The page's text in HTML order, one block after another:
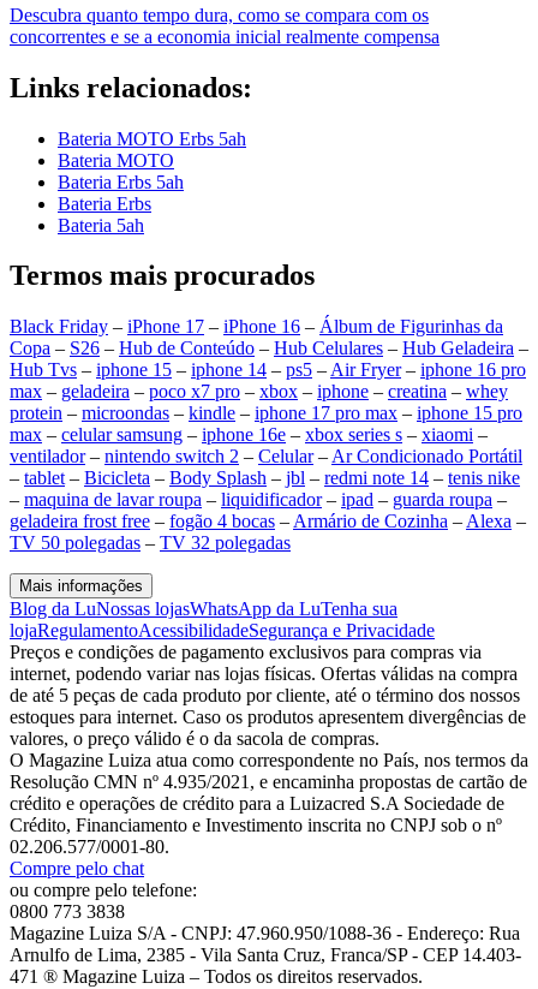
Descubra quanto tempo dura, como se compara com os
concorrentes e se a economia inicial realmente compensa
Links relacionados:
Bateria MOTO Erbs 5ah
Bateria MOTO
Bateria Erbs 5ah
Bateria Erbs
Bateria 5ah
Termos mais procurados
Black Friday – iPhone 17 – iPhone 16 – Álbum de Figurinhas da
Copa – S26 – Hub de Conteúdo – Hub Celulares – Hub Geladeira –
Hub Tvs – iphone 15 – iphone 14 – ps5 – Air Fryer– iphone 16 pro
max – geladeira – poco x7 pro – xbox – iphone – creatina – whey
protein – microondas – kindle – iphone 17 pro max – iphone 15 pro
max – celular samsung – iphone 16e – xbox series s – xiaomi –
ventilador– nintendo switch 2 – Celular– Ar Condicionado Portátil
– tablet – Bicicleta – Body Splash – jbl – redmi note 14 – tenis nike
– maquina de lavar roupa – liquidificador– ipad – guarda roupa –
geladeira frost free – fogão 4 bocas – Armário de Cozinha – Alexa –
TV 50 polegadas – TV 32 polegadas
Mais informações
Blog da LuNossas lojasWhatsApp da LuTenha sua
lojaRegulamentoAcessibilidadeSegurança e Privacidade
Preços e condições de pagamento exclusivos para compras via
internet, podendo variar nas lojas físicas. Ofertas válidas na compra
de até 5 peças de cada produto por cliente, até o término dos nossos
estoques para internet. Caso os produtos apresentem divergências de
valores, o preço válido é o da sacola de compras.
O Magazine Luiza atua como correspondente no País, nos termos da
Resolução CMN nº 4.935/2021, e encaminha propostas de cartão de
crédito e operações de crédito para a Luizacred S.A Sociedade de
Crédito, Financiamento e Investimento inscrita no CNPJ sob o nº
02.206.577/0001-80.
Compre pelo chat
ou compre pelo telefone:
0800 773 3838
Magazine Luiza S/A - CNPJ: 47.960.950/1088-36 - Endereço: Rua
Arnulfo de Lima, 2385 - Vila Santa Cruz, Franca/SP - CEP 14.403-
471 ® Magazine Luiza – Todos os direitos reservados.